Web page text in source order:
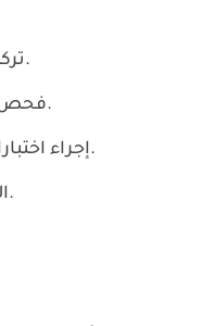
تركيب وصيانة أنظمة إنذار الحريق.
فحص أجهزة الإنذار وإصلاح الأعطال.
إجراء اختبارات دورية لضمان كفاءة النظام.
الالتزام بمعايير الأمن والسلامة.